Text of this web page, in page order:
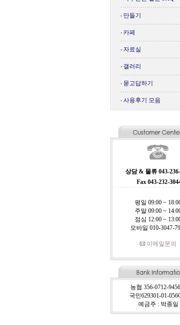
만들기
카페
자료실
갤러리
묻고답하기
사용후기 모음
상담 & 물류 043-
Fax 043-232-
평일 09:00 ~
주말 09:00 ~
점심 12:00 ~
모바일 010-3047-
이메일문의
농협 356-0712-
국민629301-01-
예금주 : 박종일